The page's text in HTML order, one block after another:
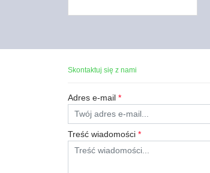
Skontaktuj się z nami
Adres e-mail *
Treść wiadomości *